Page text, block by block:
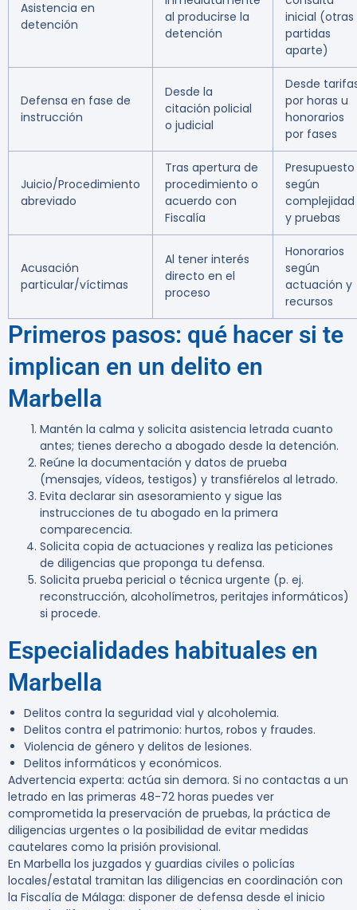
Asistencia en
detención
al producirse la
detención
inicial (otras
partidas
aparte)
Defensa en fase de
instrucción
Desde la
citación policial
o judicial
Desde
por horas u
honorarios
por fases
Juicio/Procedimiento
abreviado
Tras apertura de
procedimiento o
acuerdo con
Fiscalía
Presupuesto
según
complejidad
y pruebas
Acusación
particular/víctimas
Al tener interés
directo en el
proceso
Honorarios
según
actuación y
recursos
Primeros pasos: qué hacer si te
implican en un delito en
Marbella
Mantén la calma y solicita asistencia letrada cuanto
antes; tienes derecho a abogado desde la detención.
Reúne la documentación y datos de prueba
(mensajes, vídeos, testigos) y transfiérelos al letrado.
Evita declarar sin asesoramiento y sigue las
instrucciones de tu abogado en la primera
comparecencia.
Solicita copia de actuaciones y realiza las peticiones
de diligencias que proponga tu defensa.
Solicita prueba pericial o técnica urgente (p. ej.
reconstrucción, alcoholímetros, peritajes informáticos)
si procede.
Especialidades habituales en
Marbella
Delitos contra la seguridad vial y alcoholemia.
Delitos contra el patrimonio: hurtos, robos y fraudes.
Violencia de género y delitos de lesiones.
Delitos informáticos y económicos.
Advertencia experta: actúa sin demora. Si no contactas a un
letrado en las primeras 48-72 horas puedes ver
comprometida la preservación de pruebas, la práctica de
diligencias urgentes o la posibilidad de evitar medidas
cautelares como la prisión provisional.
En Marbella los juzgados y guardias civiles o policías
locales/estatal tramitan las diligencias en coordinación con
la Fiscalía de Málaga: disponer de defensa desde el inicio